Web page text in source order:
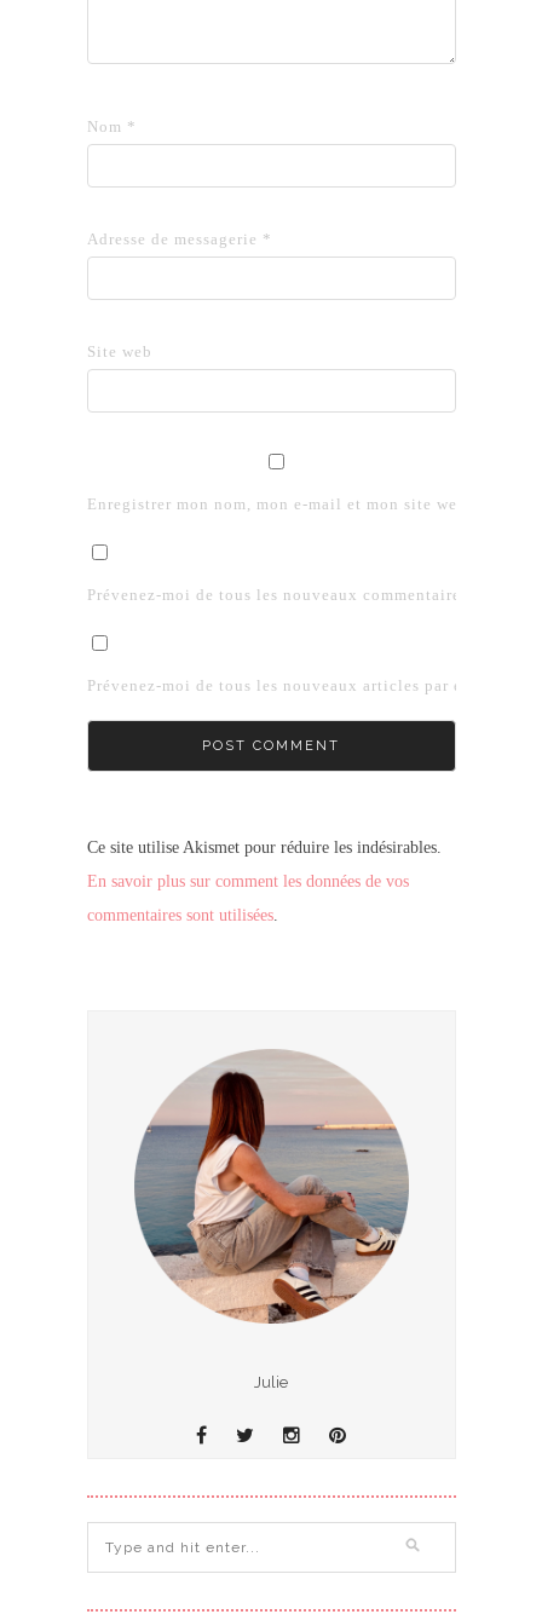
Nom *
Adresse de messagerie *
Site web
Enregistrer mon nom, mon e-mail et mon site web dans le
Prévenez-moi de tous les nouveaux commentaires par e-
Prévenez-moi de tous les nouveaux articles par e-mail.
Ce site utilise Akismet pour réduire les indésirables.
En savoir plus sur comment les données de vos
commentaires sont utilisées.
Julie